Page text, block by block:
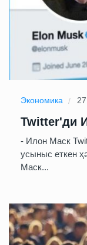
Экономика
Twitter'ди
- Илон Маск
усыныс еткен
Маск...